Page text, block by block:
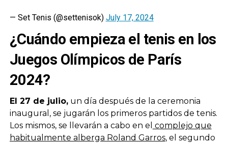
— Set Tenis (@settenisok) July 17, 2024
¿Cuándo empieza el tenis en los
Juegos Olímpicos de París
2024?
El 27 de julio,un día después de la ceremonia
inaugural, se jugarán los primeros partidos de tenis.
Los mismos, se llevarán a cabo en el complejo que
habitualmente alberga Roland Garros, el segundo